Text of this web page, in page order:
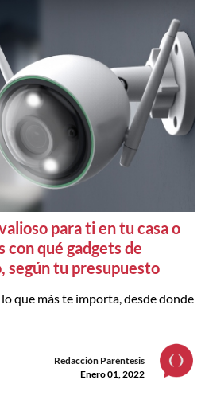
para ti en tu casa o
con qué gadgets de
según tu presupuesto
que más te importa, desde donde
Redacción Paréntesis
Enero 01, 2022